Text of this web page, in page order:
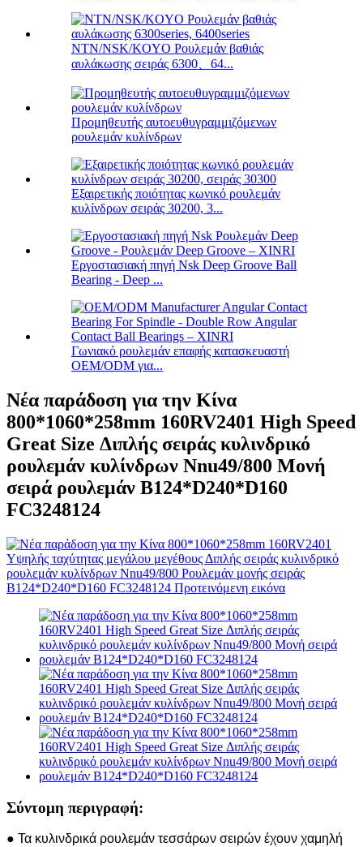
NTN/NSK/KOYO Ρουλεμάν βαθιάς
αυλάκωσης σειράς 6300、64...
Προμηθευτής αυτοευθυγραμμιζόμενων
ρουλεμάν κυλίνδρων
Εξαιρετικής ποιότητας κωνικό ρουλεμάν
κυλίνδρων σειράς 30200, 3...
Εργοστασιακή πηγή Nsk Deep Groove Ball
Bearing - Deep ...
Γωνιακό ρουλεμάν επαφής κατασκευαστή
OEM/ODM για...
Νέα παράδοση για την Κίνα
800*1060*258mm 160RV2401 High Speed
​​Great Size Διπλής σειράς κυλινδρικό
ρουλεμάν κυλίνδρων Nnu49/800 Μονή
σειρά ρουλεμάν B124*D240*D160
FC3248124
Σύντομη περιγραφή:
● Τα κυλινδρικά ρουλεμάν τεσσάρων σειρών έχουν χαμηλή